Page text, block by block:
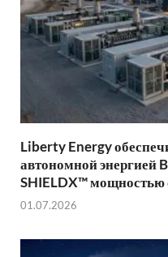
Liberty Energy
автономной энергией
SHIELDX™
01.07.2026